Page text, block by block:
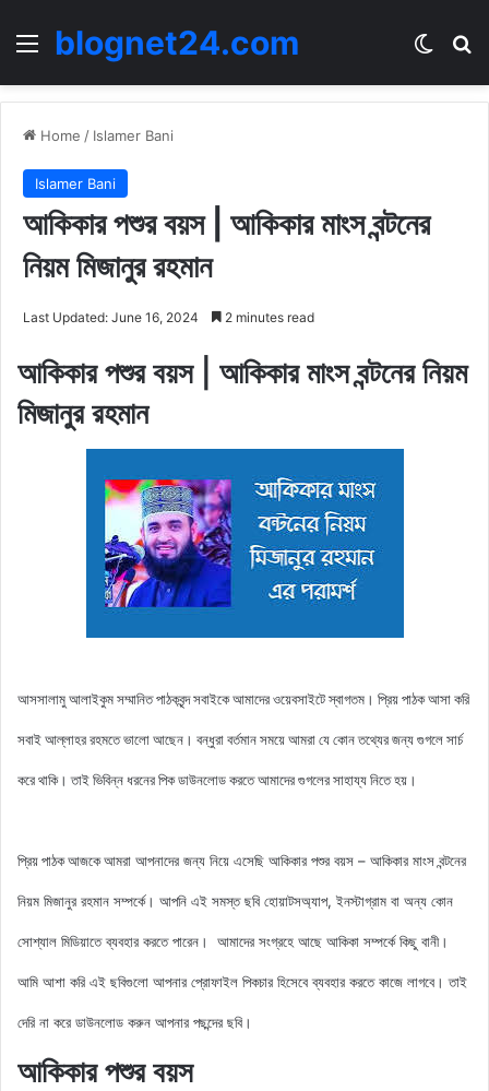
Menublognet24.com
Home / Islamer Bani
Islamer Bani
আকিকার পশুর বয়স | আকিকার মাংস বন্টনের
নিয়ম মিজানুর রহমান
Last Updated: June 16, 2024 2 minutes read
আকিকার পশুর বয়স | আকিকার মাংস বন্টনের নিয়ম
মিজানুর রহমান
আসসালামু আলাইকুম সম্মানিত পাঠকবৃন্দ সবাইকে আমাদের ওয়েবসাইটে স্বাগতম। প্রিয় পাঠক আসা করি
সবাই আল্লাহর রহমতে ভালো আছেন। বন্ধুরা বর্তমান সময়ে আমরা যে কোন তথ্যের জন্য গুগলে সার্চ
করে থাকি। তাই ভিবিন্ন ধরনের পিক ডাউনলোড করতে আমাদের গুগলের সাহায্য নিতে হয়।
প্রিয় পাঠক আজকেআমরা আপনাদের জন্য নিয়ে এসেছি আকিকার পশুর বয়স – আকিকার মাংস বন্টনের
নিয়ম মিজানুর রহমান সম্পর্কে। আপনি এই সমস্ত ছবি হোয়াটসঅ্যাপ, ইনস্টাগ্রাম বা অন্য কোন
সোশ্যাল মিডিয়াতে ব্যবহার করতে পারেন। আমাদের সংগ্রহে আছে আকিকা সম্পর্কে কিছু বানী।
আমি আশা করি এই ছবিগুলো আপনার প্রোফাইল পিকচার হিসেবে ব্যবহার করতে কাজে লাগবে। তাই
দেরি না করে ডাউনলোড করুন আপনার পছন্দের ছবি।
আকিকার পশুর বয়স